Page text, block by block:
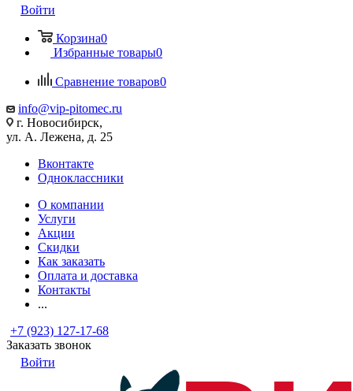
Войти
Корзина0
Избранные товары0
Сравнение товаров0
info@vip-pitomec.ru
г. Новосибирск,
ул. А. Лежена, д. 25
Вконтакте
Одноклассники
О компании
Услуги
Акции
Скидки
Как заказать
Оплата и доставка
Контакты
...
+7 (923) 127-17-68
Заказать звонок
Войти